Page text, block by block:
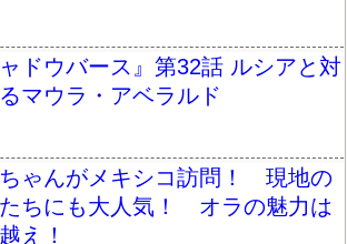
ャドウバース』第32話 ルシアと対
マウラ・アベラルド
ゃんがメキシコ訪問！ 現地の
ちにも大人気！ オラの魅力は
え！